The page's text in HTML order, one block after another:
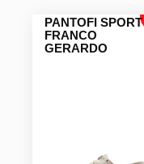
PANTOFI SPORT
FRANCO
GERARDO